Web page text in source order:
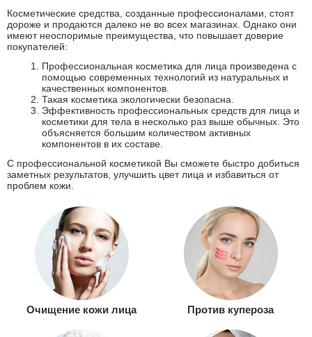
Косметические средства, созданные профессионалами, стоят
дороже и продаются далеко не во всех магазинах. Однако они
имеют неоспоримые преимущества, что повышает доверие
покупателей:
Профессиональная косметика для лица произведена с
помощью современных технологий из натуральных и
качественных компонентов.
Такая косметика экологически безопасна.
Эффективность профессиональных средств для лица и
косметики для тела в несколько раз выше обычных. Это
объясняется большим количеством активных
компонентов в их составе.
С профессиональной косметикой Вы сможете быстро добиться
заметных результатов, улучшить цвет лица и избавиться от
проблем кожи.
Очищение кожи лица Против купероза